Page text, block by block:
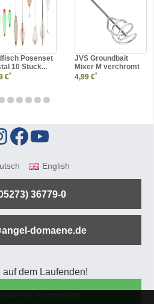
Posenset
10 Stück...
€*
JVS Groundbait
Mixer M verchromt
4,99 €*
English
36779-0
domaene.de
dem Laufenden!